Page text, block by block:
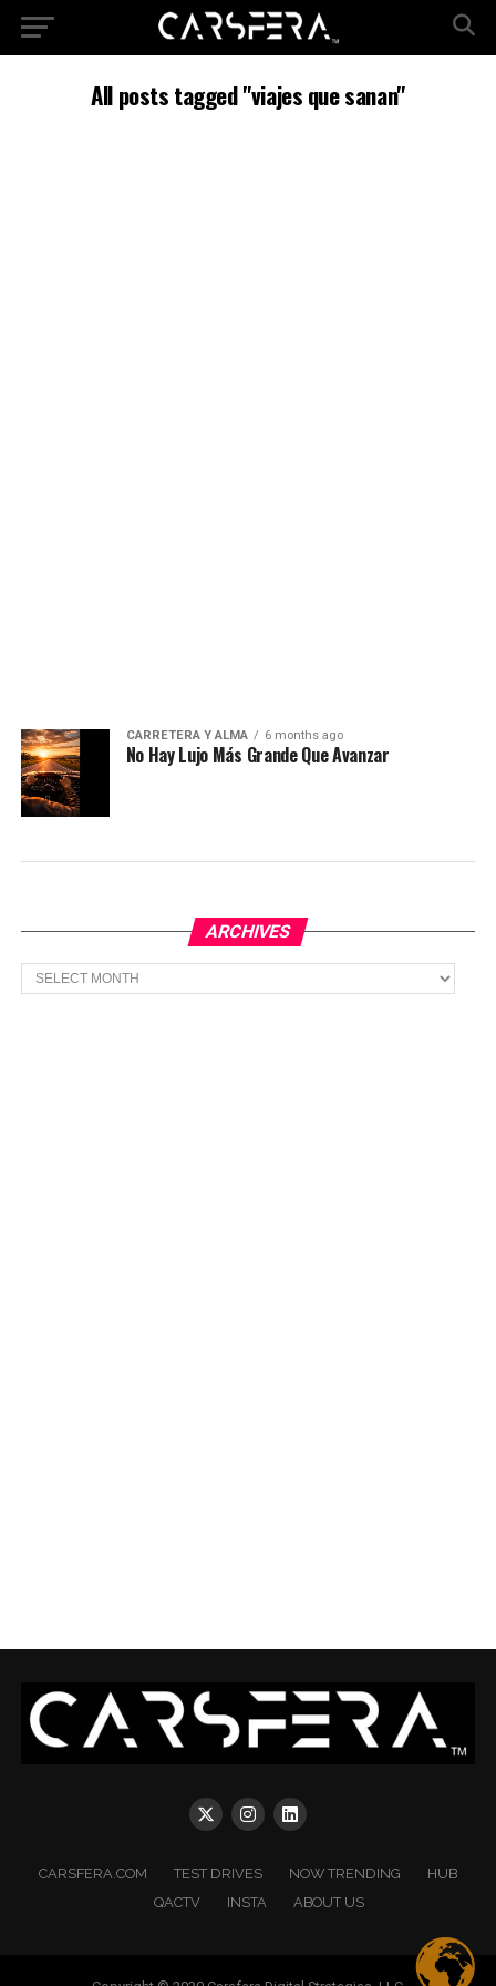
All posts tagged "viajes que sanan"
CARRETERA Y ALMA 6 months ago
No Hay Lujo Más Grande Que Avanzar
ARCHIVES
Archives
CARSFERA.COM TEST DRIVES NOW TRENDING
HUB
QACTV
INSTA ABOUT US